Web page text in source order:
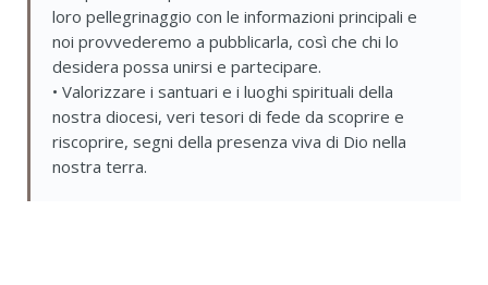
loro pellegrinaggio con le informazioni principali e
noi provvederemo a pubblicarla, così che chi lo
desidera possa unirsi e partecipare.
• Valorizzare i santuari e i luoghi spirituali della
nostra diocesi, veri tesori di fede da scoprire e
riscoprire, segni della presenza viva di Dio nella
nostra terra.